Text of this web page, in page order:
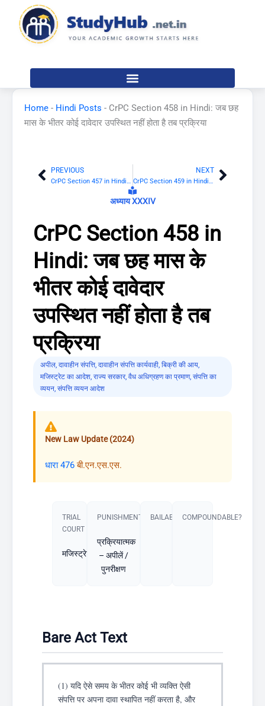
content
Home - Hindi Posts - CrPC Section 458 in Hindi: जब छह
मास के भीतर कोई दावेदार उपस्थित नहीं होता है तब प्रक्रिया
Prev
PREVIOUS
CrPC Section 457 in Hindi: संपत्ति के अभिग्रहण पर पुलिस द्वारा प्रक्रिया
NEXT
CrPC Section 459 in Hindi: शीघ्रतया क्षयशील संपत्ति को बेचने की शक्ति Next
अध्याय XXXIV
CrPC Section 458 in
Hindi: जब छह मास के
भीतर कोई दावेदार
उपस्थित नहीं होता है तब
प्रक्रिया
अपील, दावाहीन संपत्ति, दावाहीन संपत्ति कार्यवाही, बिक्री की आय,
मजिस्ट्रेट का आदेश, राज्य सरकार, वैध अधिग्रहण का प्रमाण, संपत्ति का
व्ययन, संपत्ति व्ययन आदेश
New Law Update (2024)
धारा 476बी.एन.एस.एस.
TRIAL
COURT
मजिस्ट्रेट
PUNISHMENT​
प्रक्रियात्मक
– अपीलें /
पुनरीक्षण
BAILABLE?COMPOUNDABLE?
Bare Act Text
(1) यदि ऐसे समय के भीतर कोई भी व्यक्ति ऐसी
संपत्ति पर अपना दावा स्थापित नहीं करता है, और